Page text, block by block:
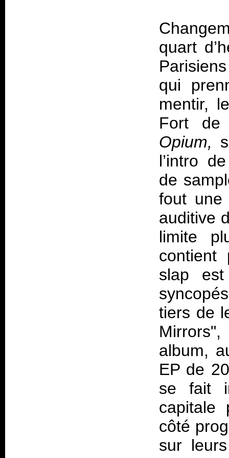
quart
qui
mentir,
Fort
Opium,
l’intro
de
fout une
auditive
limite
contient
slap
tiers de
album,
EP de
se fait
capitale
côté
sur